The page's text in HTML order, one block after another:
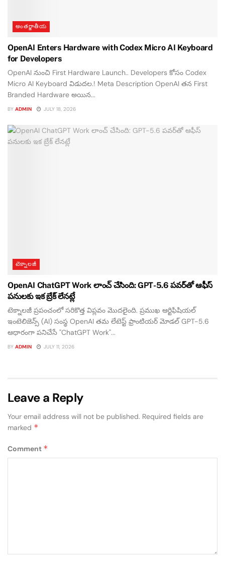
అంతర్జాతీయ
OpenAI Enters Hardware with Codex Micro AI Keyboard
for Developers
OpenAI నుంచి First Hardware Launch.. Developers కోసం Codex
Micro AI Keyboard విడుదల.! Meta Description OpenAI తన First
Branded Hardware అయిన...
BY ADMIN JULY 18, 2026
టెక్నాలజీ
OpenAI ChatGPT Work లాంచ్ చేసింది: GPT-5.6 పవర్‌తో ఆఫీస్
పనులకు ఇక బ్రేక్ లేనట్లే
టెక్నాలజీ ప్రపంచంలో సరికొత్త విప్లవం మొదలైంది. ప్రముఖ ఆర్టిఫిషియల్
ఇంటెలిజెన్స్ (AI) సంస్థ OpenAI తమ లేటెస్ట్ ఫ్రాంటియర్ మోడల్ GPT-5.6
ఆధారంగా పనిచేసే "ChatGPT Work"...
BY ADMIN JULY 11, 2026
Leave a Reply
Your email address will not be published. Required fields are
marked *
Comment *